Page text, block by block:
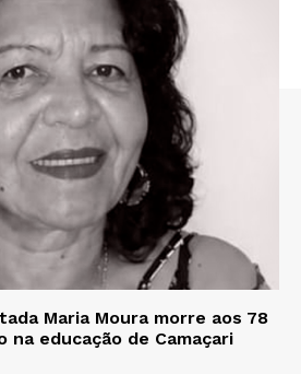
Maria Moura morre aos 78
na educação de Camaçari